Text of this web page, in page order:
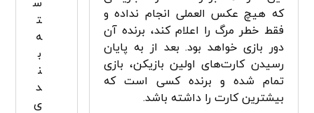
که هیچ عکس العملی انجام نداده و
فقط خطر مرگ را اعلام کند، برنده آن
دور بازی خواهد بود. بعد از به پایان
رسیدن کارت‌های اولین بازیکن، بازی
تمام شده و برنده کسی است که
بیشترین کارت را داشته باشد.
س
ت
ه‌
ب
ن
د
ی